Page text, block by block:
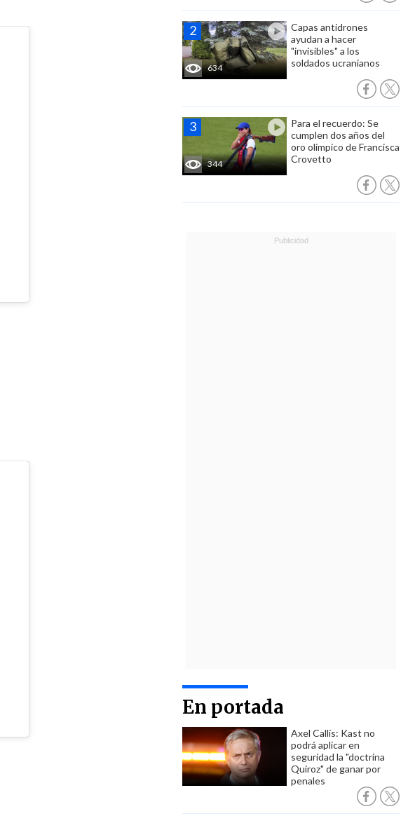
634
Capas antidrones
ayudan a hacer
"invisibles" a los
soldados ucranianos
344
Para el recuerdo: Se
cumplen dos años del
oro olímpico de Francisca
Crovetto
En portada
Axel Callís: Kast no
podrá aplicar en
seguridad la "doctrina
Quiroz" de ganar por
penales